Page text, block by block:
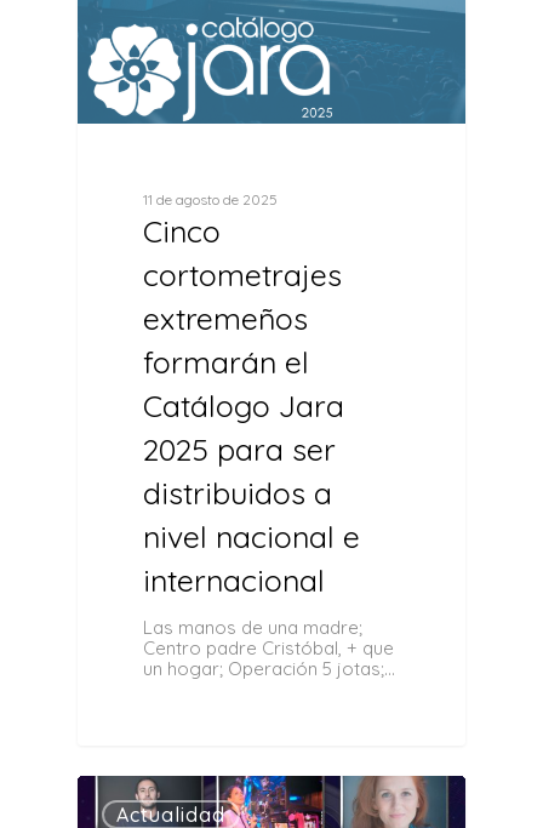
11 de agosto de 2025
Cinco
cortometrajes
extremeños
formarán el
Catálogo Jara
2025 para ser
distribuidos a
nivel nacional e
internacional
Las manos de una madre;
Centro padre Cristóbal, + que
un hogar; Operación 5 jotas;…
Actualidad 0